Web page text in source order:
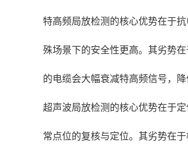
特高频局放检测的核心优势在于
殊场景下的安全性更高。其劣势
的电缆会大幅衰减特高频信号，降
超声波局放检测的核心优势在于
常点位的复核与定位。其劣势在